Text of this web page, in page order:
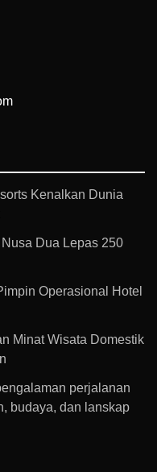
Kenalkan Dunia
Dua Lepas 250
Operasional Hotel
Minat Wisata Domestik
perjalanan
budaya, dan lanskap